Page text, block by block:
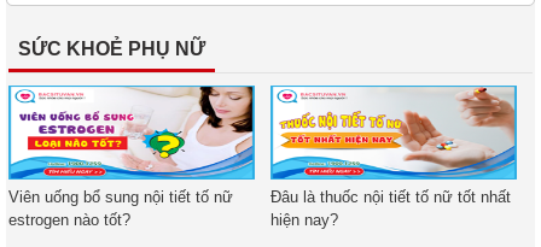
SỨC KHOẺ PHỤ NỮ
Viên uống bổ sung nội tiết tố nữ
estrogen nào tốt?
Đâu là thuốc nội tiết tố nữ tốt nhất
hiện nay?